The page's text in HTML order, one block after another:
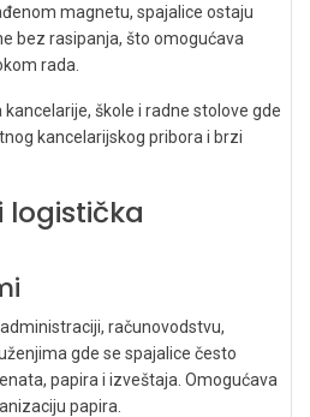
magnetu, spajalice ostaju
bez rasipanja, što omogućava
rada.
škole i radne stolove gde
kancelarijskog pribora i brzi
logistička
računovodstvu,
gde se spajalice često
papira i izveštaja. Omogućava
papira.